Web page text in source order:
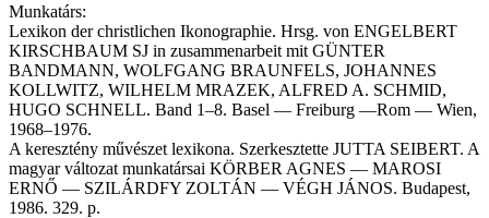
Munkatárs:
Lexikon der christlichen Ikonographie. Hrsg. von ENGELBERT
KIRSCHBAUM SJ in zusammenarbeit mit GÜNTER
BANDMANN, WOLFGANG BRAUNFELS, JOHANNES
KOLLWITZ, WILHELM MRAZEK, ALFRED A. SCHMID,
HUGO SCHNELL. Band 1–8. Basel — Freiburg —Rom — Wien,
1968–1976.
A keresztény művészet lexikona. Szerkesztette JUTTA SEIBERT. A
magyar változat munkatársai KÖRBER AGNES — MAROSI
ERNŐ — SZILÁRDFY ZOLTÁN — VÉGH JÁNOS. Budapest,
1986. 329. p.